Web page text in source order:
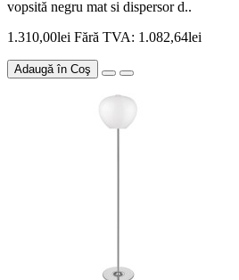
vopsită negru mat si dispersor d..
1.310,00lei Fără TVA: 1.082,64lei
Adaugă în Coş